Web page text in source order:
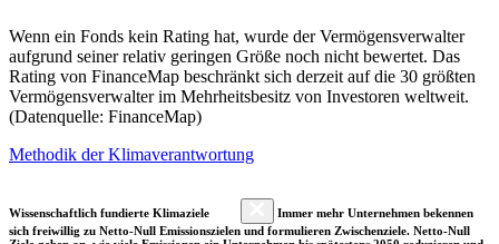
Wenn ein Fonds kein Rating hat, wurde der Vermögensverwalter
aufgrund seiner relativ geringen Größe noch nicht bewertet. Das
Rating von FinanceMap beschränkt sich derzeit auf die 30 größten
Vermögensverwalter im Mehrheitsbesitz von Investoren weltweit.
(Datenquelle: FinanceMap)
Methodik der Klimaverantwortung
Wissenschaftlich fundierte Klimaziele
Immer mehr Unternehmen bekennen
sich freiwillig zu Netto-Null Emissionszielen und formulieren Zwischenziele. Netto-Null